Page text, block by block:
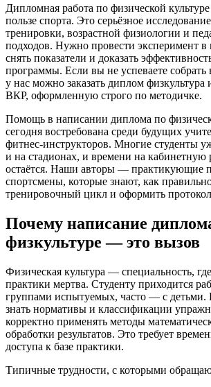
Дипломная работа по физической
пользе спорта. Это серьёзное
тренировки, возрастной физиологии и
подходов. Нужно провести эксперимент
снять показатели и доказать
программы. Если вы не успеваете собрать
у нас можно заказать диплом физкультура
ВКР, оформленную строго по методичке.
Помощь в написании диплома по
сегодня востребована среди будущих
фитнес-инструкторов. Многие студенты
и на стадионах, и времени на кабинетную
остаётся. Наши авторы — практикующие
спортсмены, которые знают, как
тренировочный цикл и оформить
Почему написание
физкультуре — это вызов
Физическая культура — специальность,
практики мертва. Студенту приходится
группами испытуемых, часто — с детьми.
знать нормативы и классификации
корректно применять методы
обработки результатов. Это требует
доступа к базе практики.
Типичные трудности, с которыми